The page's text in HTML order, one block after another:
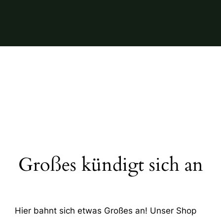
Großes kündigt sich an
Hier bahnt sich etwas Großes an! Unser Shop